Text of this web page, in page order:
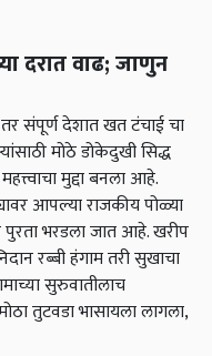
दरात वाढ; जाणुन
तर संपूर्ण देशात खत टंचाई चा
मोठे डोकेदुखी सिद्ध
मुद्दा बनला आहे.
आपल्या राजकीय पोळ्या
पुरता भरडला जात आहे. खरीप
रब्बी हंगाम तरी सुखाचा
सुरुवातीलाच
तुटवडा भासायला लागला,